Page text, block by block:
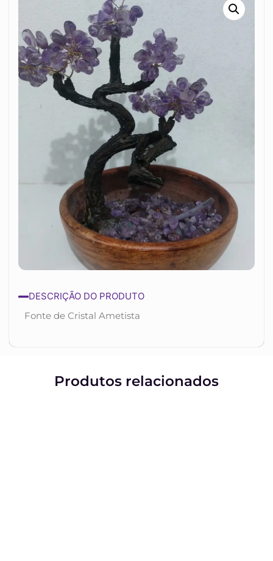
DESCRIÇÃO DO PRODUTO
Fonte de Cristal Ametista
Produtos relacionados